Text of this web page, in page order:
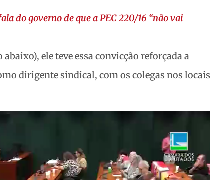
do governo de que a PEC 220/16 “não vai
ele teve essa convicção reforçada a
dirigente sindical, com os colegas nos locais